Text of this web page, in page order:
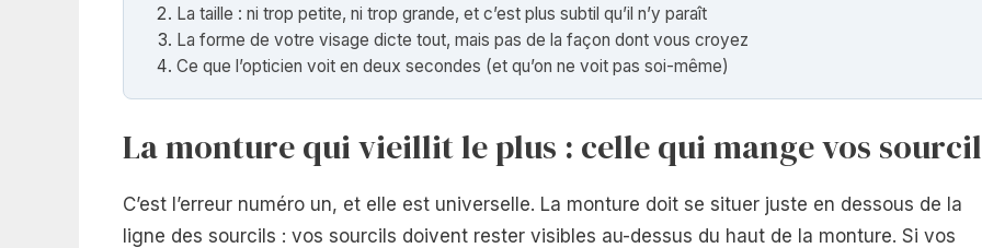
La taille : ni trop petite, ni trop grande, et c’est plus subtil qu’il n’y paraît
La forme de votre visage dicte tout, mais pas de la façon dont vous croyez
Ce que l’opticien voit en deux secondes (et qu’on ne voit pas soi-même)
La monture qui vieillit le plus : celle qui mange vos
C’est l’erreur numéro un, et elle est universelle. La monture doit se situer juste en dessous de la
ligne des sourcils : vos sourcils doivent rester visibles au-dessus du haut de la monture. Si vos